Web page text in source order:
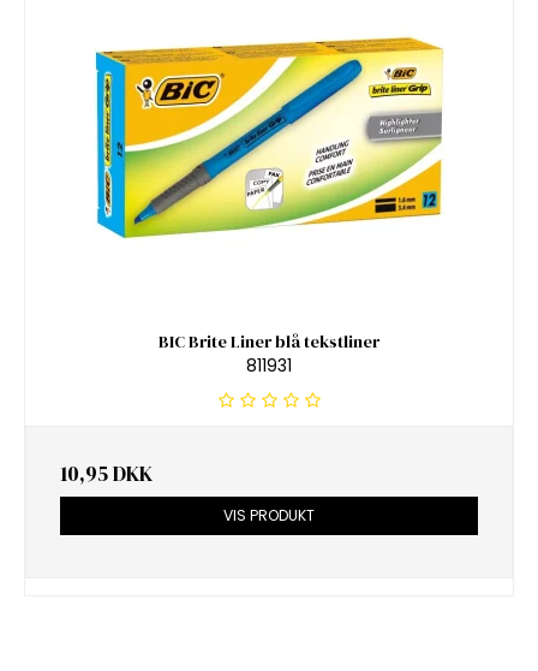
BIC Brite Liner blå tekstliner
811931
10,95 DKK
VIS PRODUKT